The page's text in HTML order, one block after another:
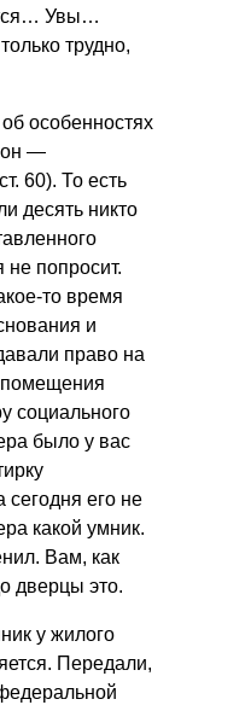
Увы…
трудно,
особенностях
он —
60). То есть
десять никто
попросит.
то время
и
право на
помещения
социального
было у вас
сегодня его не
какой умник.
Вам, как
дверцы это.
у жилого
Передали,